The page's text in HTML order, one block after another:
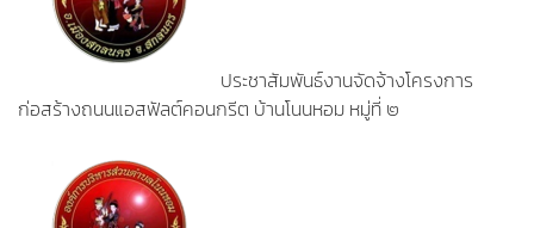
ประชาสัมพันธ์งานจัดจ้างโครงการ
ก่อสร้างถนนแอสฟัลต์คอนกรีต บ้านโนนหอม หมู่ที่ ๒